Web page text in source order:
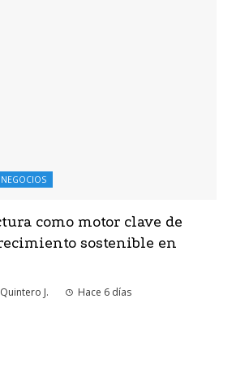
NEGOCIOS
como motor clave de
sostenible en
J. Hace 6 días